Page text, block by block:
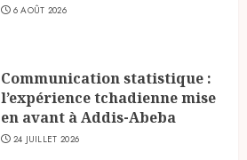
6 AOÛT 2026
Communication statistique :
l’expérience tchadienne mise
en avant à Addis-Abeba
24 JUILLET 2026